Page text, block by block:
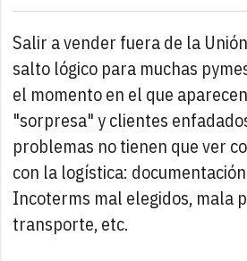
Salir a vender fuera de la
salto lógico para muchas
el momento en el que
"sorpresa" y clientes
problemas no tienen que ver
con la logística:
Incoterms mal elegidos, mala
transporte, etc.